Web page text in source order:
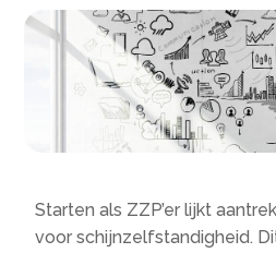
Starten als ZZP’er lijkt
voor schijnzelfstandigheid.